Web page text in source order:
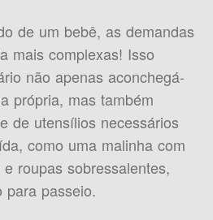
de um bebê, as demandas
mais complexas! Isso
não apenas aconchegá-
própria, mas também
de utensílios necessários
como uma malinha com
roupas sobressalentes,
para passeio.